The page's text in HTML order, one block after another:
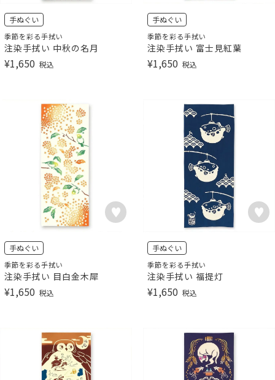
手ぬぐい
季節を彩る手拭い
注染手拭い 中秋の名月
¥1,650 税込
手ぬぐい
季節を彩る手拭い
注染手拭い 富士見紅葉
¥1,650 税込
手ぬぐい
季節を彩る手拭い
注染手拭い 目白金木犀
¥1,650 税込
手ぬぐい
季節を彩る手拭い
注染手拭い 福提灯
¥1,650 税込